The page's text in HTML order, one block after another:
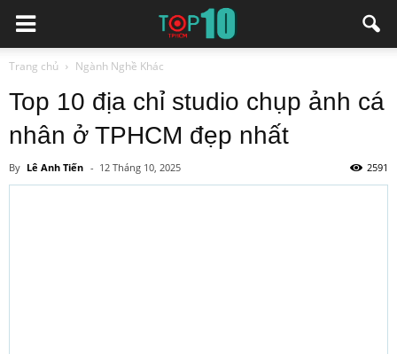
Trang chủ Ngành Nghề Khác
Top 10 địa chỉ studio chụp ảnh cá
nhân ở TPHCM đẹp nhất
By Lê Anh Tiến - 12 Tháng 10, 2025 2591